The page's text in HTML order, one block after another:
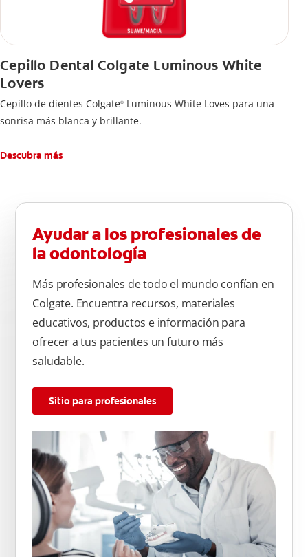
Cepillo Dental Colgate Luminous White
Lovers
Cepillo de dientes Colgate® Luminous White Loves para una
sonrisa más blanca y brillante.
Descubra más
Ayudar a los profesionales de
la odontología
Más profesionales de todo el mundo confían en
Colgate. Encuentra recursos, materiales
educativos, productos e información para
ofrecer a tus pacientes un futuro más
saludable.
Sitio para profesionales